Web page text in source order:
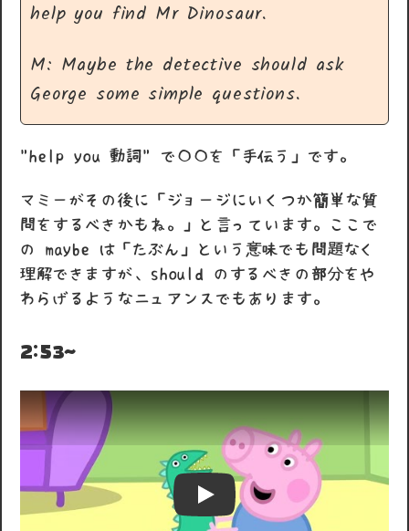
help you find Mr Dinosaur.
M: Maybe the detective should ask
George some simple questions.
"help you 動詞" で〇〇を「手伝う」です。
マミーがその後に「ジョージにいくつか簡単な質
問をするべきかもね。」と言っています。ここで
の maybe は「たぶん」という意味でも問題なく
理解できますが、should のするべきの部分をや
わらげるようなニュアンスでもあります。
2:53~
Play